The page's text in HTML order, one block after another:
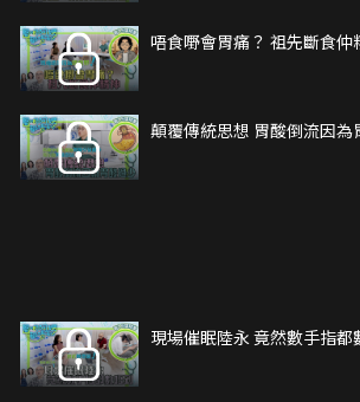
唔食嘢會胃痛？ 祖先斷食仲
顛覆傳統思想 胃酸倒流因為
現場催眠陸永 竟然數手指都